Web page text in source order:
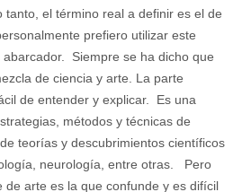
tanto, el término real a definir es el de
prefiero utilizar este
Siempre se ha dicho que
de ciencia y arte. La parte
de entender y explicar. Es una
métodos y técnicas de
teorías y descubrimientos científicos
neurología, entre otras. Pero
de arte es la que confunde y es difícil